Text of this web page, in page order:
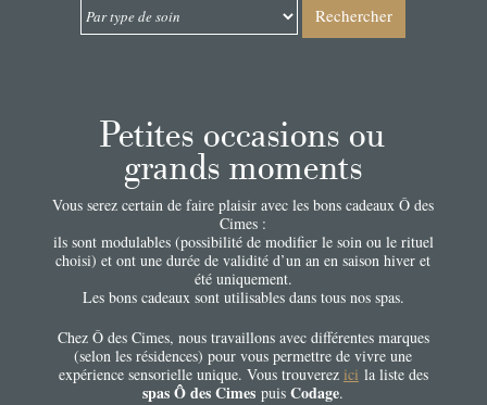
Rechercher
Petites occasions ou
grands moments
Vous serez certain de faire plaisir avec les bons cadeaux Ô des
Cimes :
ils sont modulables (possibilité de modifier le soin ou le rituel
choisi) et ont une durée de validité d’un an en saison hiver et
été uniquement.
Les bons cadeaux sont utilisables dans tous nos spas.
Chez Ô des Cimes, nous travaillons avec différentes marques
(selon les résidences) pour vous permettre de vivre une
expérience sensorielle unique. Vous trouverez ici la liste des
spas Ô des Cimes puisCodage.